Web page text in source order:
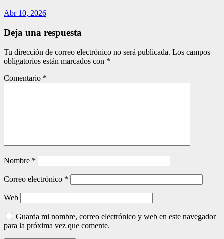
Abr 10, 2026
Deja una respuesta
Tu dirección de correo electrónico no será publicada. Los campos
obligatorios están marcados con *
Comentario *
Nombre *
Correo electrónico *
Web
Guarda mi nombre, correo electrónico y web en este navegador
para la próxima vez que comente.